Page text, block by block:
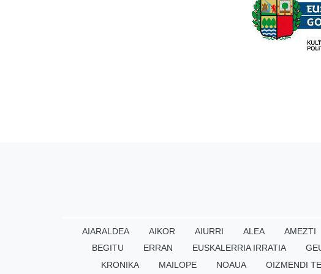
AIARALDEA AIKOR AIURRI ALEA AMEZTI
BEGITU
ERRAN EUSKALERRIA IRRATIA
KRONIKA
MAILOPE NOAUA OIZMENDI